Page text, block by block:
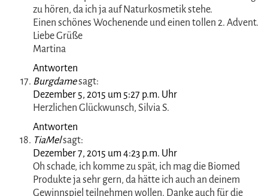
Antworten
Kathy Littlesagt:
Dezember 3, 2015 um 8:21 p.m. Uhr
Katharina Glück
Antworten
Martinasagt:
Dezember 4, 2015 um 11:38 p.m. Uhr
Oh schade, bin auch nicht bei FB, war jedoch heute
sowieso zu spät dran. Aber interessant Deine Meinung
zu hören, da ich ja auf Naturkosmetik stehe.
Einen schönes Wochenende und einen tollen 2. Advent.